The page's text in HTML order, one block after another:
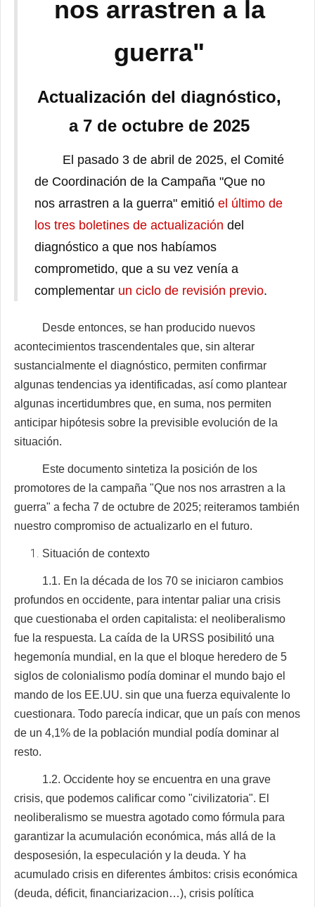
nos arrastren a la
guerra"
Actualización del diagnóstico,
a 7 de octubre de 2025
El pasado 3 de abril de 2025, el Comité
de Coordinación de la Campaña "Que no
nos arrastren a la guerra" emitió el último de
los tres boletines de actualización del
diagnóstico a que nos habíamos
comprometido, que a su vez venía a
complementar un ciclo de revisión previo.
Desde entonces, se han producido nuevos
acontecimientos trascendentales que, sin alterar
sustancialmente el diagnóstico, permiten confirmar
algunas tendencias ya identificadas, así como plantear
algunas incertidumbres que, en suma, nos permiten
anticipar hipótesis sobre la previsible evolución de la
situación.
Este documento sintetiza la posición de los
promotores de la campaña "Que nos nos arrastren a la
guerra" a fecha 7 de octubre de 2025; reiteramos también
nuestro compromiso de actualizarlo en el futuro.
Situación de contexto
1.1. En la década de los 70 se iniciaron cambios
profundos en occidente, para intentar paliar una crisis
que cuestionaba el orden capitalista: el neoliberalismo
fue la respuesta. La caída de la URSS posibilitó una
hegemonía mundial, en la que el bloque heredero de 5
siglos de colonialismo podía dominar el mundo bajo el
mando de los EE.UU. sin que una fuerza equivalente lo
cuestionara. Todo parecía indicar, que un país con menos
de un 4,1% de la población mundial podía dominar al
resto.
1.2. Occidente hoy se encuentra en una grave
crisis, que podemos calificar como "civilizatoria". El
neoliberalismo se muestra agotado como fórmula para
garantizar la acumulación económica, más allá de la
desposesión, la especulación y la deuda. Y ha
acumulado crisis en diferentes ámbitos: crisis económica
(deuda, déficit, financiarizacion…), crisis política